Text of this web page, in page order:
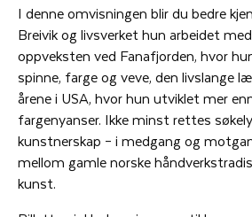
I denne omvisningen blir du bedre
Breivik og livsverket hun arbeidet
oppveksten ved Fanafjorden, hvor
spinne, farge og veve, den livslange
årene i USA, hvor hun utviklet mer
fargenyanser. Ikke minst rettes
kunstnerskap – i medgang og
mellom gamle norske
kunst.